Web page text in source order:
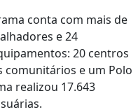
conta com mais de
e 24
20 centros
comunitários e um Polo
realizou 17.643